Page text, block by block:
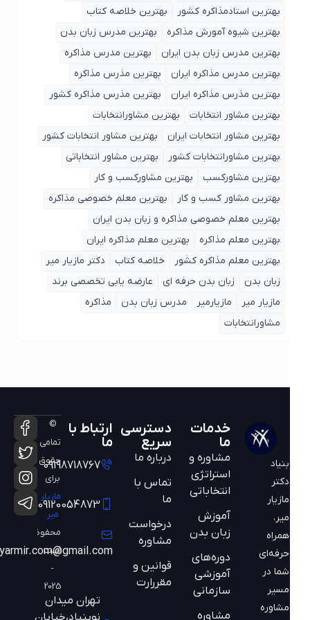
بهترین استادمذاکره کشور
بهترین خلاصه کتاب
بهترین شیوه آمورش مذاکره
بهترین مدرس زبان بدن
بهترین مدرس زبان بدن ایران
بهترین مدرس مذاکره
بهترین مدرس مذاکره ایران
بهترین مذرس مذاکره
بهترین مذرس مذاکره ایران
بهترین مذرس مذاکره کشور
بهترین مشاور انتخابات
بهترین مشاورانتخابات
بهترین مشاور انتخابات ایران
بهترین مشاور انتخابات کشور
بهترین مشاورانتخابات کشور
بهترین مشاور انتخاباتی
بهترین مشاورکسب
بهترین مشاورکسب و کار
بهترین مشاور کسب و کار
بهترین معلم خصوصی مذاکره
بهترین معلم خصوصی مذاکره و زبان بدن ایران
بهترین معلم مذاکره
بهترین معلم مذاکره ایران
بهترین معلم مذاکره کشور
خلاصه کتاب
دکتر مازیار میر
زبان بدن
زبان بدن حرفه ای
عارضه یابی تخصصی برند
مازیار میر
مازیارمیر مدرس زبان بدن
مذاکره
مشاورانتخابات
مازیار
همراه
حرفه‌ای
شما در
مسیر
مشاوره
خدمات
مشاوره و
استراتژی
انتخاباتی
آموزش
زبان بدن
دوره‌های
آموزشی
سازمانی
مشاوره
دسترسی
سریع
درباره ما
تماس با
ما
درخواست
مشاوره
قوانین و
مقررارت
ارتباط با
09198718767
09120054873
mazyarmir.com@gmail.com
تهران میدان
نوبنیاد،خیابان
©
تمامی
حقوق
مازیار
محفوظ
است